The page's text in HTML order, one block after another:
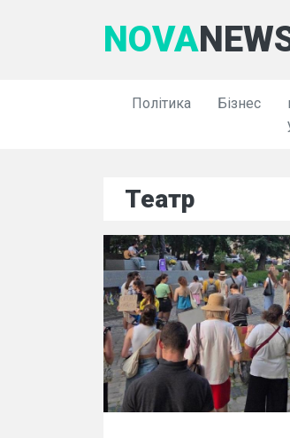
NOVA
Політика Бізнес
Театр